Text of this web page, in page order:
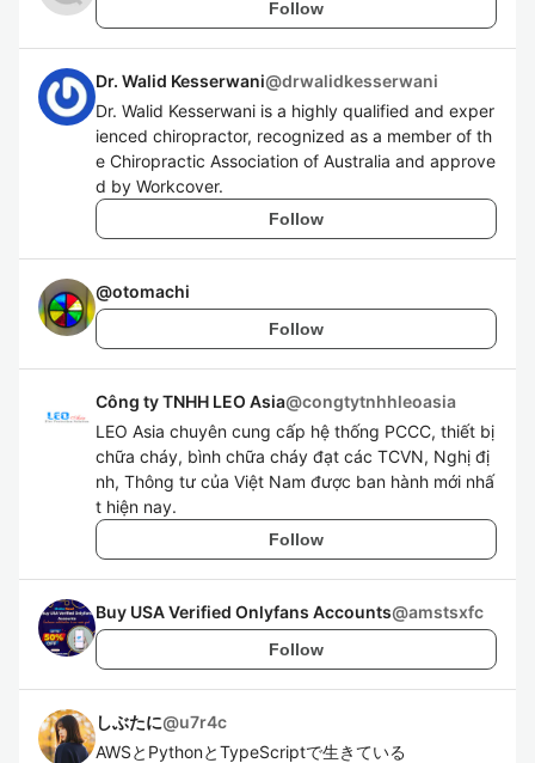
Follow
Dr. Walid Kesserwani@drwalidkesserwani
Dr. Walid Kesserwani is a highly qualified and exper
ienced chiropractor, recognized as a member of th
e Chiropractic Association of Australia and approve
d by Workcover.
Follow
@otomachi
Follow
Công ty TNHH LEO Asia@congtytnhhleoasia
LEO Asia chuyên cung cấp hệ thống PCCC, thiết bị
chữa cháy, bình chữa cháy đạt các TCVN, Nghị đị
nh, Thông tư của Việt Nam được ban hành mới nhấ
t hiện nay.
Follow
Buy USA Verified Onlyfans Accounts@amstsxfc
Follow
しぶたに@u7r4c
AWSとPythonとTypeScriptで生きている